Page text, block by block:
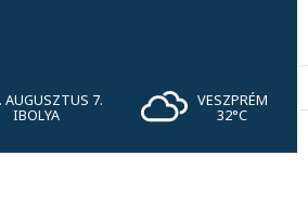
AUGUSZTUS 7.
IBOLYA
VESZPRÉM
32°C